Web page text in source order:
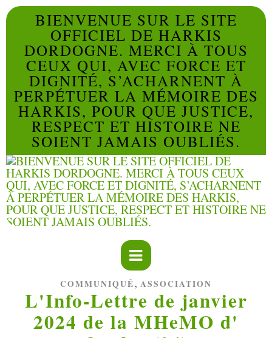
BIENVENUE SUR LE SITE
OFFICIEL DE HARKIS
DORDOGNE. MERCI À TOUS
CEUX QUI, AVEC FORCE ET
DIGNITÉ, S’ACHARNENT À
PERPÉTUER LA MÉMOIRE DES
HARKIS, POUR QUE JUSTICE,
RESPECT ET HISTOIRE NE
SOIENT JAMAIS OUBLIÉS.
COMMUNIQUÉ, ASSOCIATION
L'Info-Lettre de janvier
2024 de la MHeMO d'